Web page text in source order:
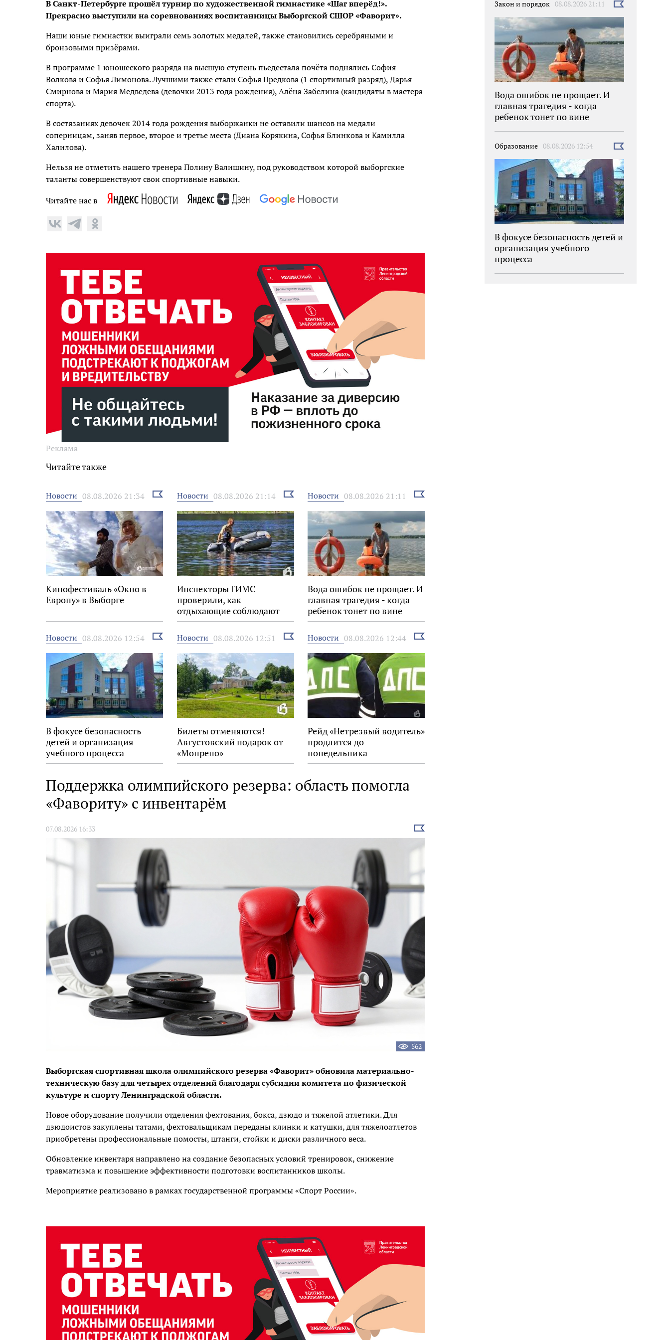
В Санкт-Петербурге прошёл турнир по художественной гимнастике «Шаг вперёд!».
Прекрасно выступили на соревнованиях воспитанницы Выборгской СШОР «Фаворит».
Наши юные гимнастки выиграли семь золотых медалей, также становились серебряными и
бронзовыми призёрами.
В программе 1 юношеского разряда на высшую ступень пьедестала почёта поднялись София
Волкова и Софья Лимонова. Лучшими также стали Софья Предкова (1 спортивный разряд), Дарья
Смирнова и Мария Медведева (девочки 2013 года рождения), Алёна Забелина (кандидаты в мастера
спорта).
В состязаниях девочек 2014 года рождения выборжанки не оставили шансов на медали
соперницам, заняв первое, второе и третье места (Диана Корякина, Софья Блинкова и Камилла
Халилова).
Нельзя не отметить нашего тренера Полину Валишину, под руководством которой выборгские
таланты совершенствуют свои спортивные навыки.
Читайте нас в
Реклама
Читайте также
Новости 08.08.2026 21:34
Выбрать
новость
Кинофестиваль «Окно в
Европу» в Выборге
Новости 08.08.2026 21:14
Выбрать
новость
Инспекторы ГИМС
проверили, как
отдыхающие соблюдают
правила на воде
Новости 08.08.2026 21:11
Выбрать
Вода ошибок не прощает. И
главная трагедия - когда
ребенок тонет по вине
взрослых
Новости 08.08.2026 12:54
Выбрать
новость
В фокусе безопасность
детей и организация
учебного процесса
Новости 08.08.2026 12:51
Выбрать
новость
Билеты отменяются!
Августовский подарок от
«Монрепо»
Новости 08.08.2026 12:44
Выбрать
Рейд «Нетрезвый водитель»
продлится до
понедельника
Поддержка олимпийского резерва: область помогла
«Фавориту» с инвентарём
07.08.2026 16:33
Выбрать
новость
562
Выборгская спортивная школа олимпийского резерва «Фаворит» обновила материально-
техническую базу для четырех отделений благодаря субсидии комитета по физической
культуре и спорту Ленинградской области.
Новое оборудование получили отделения фехтования, бокса, дзюдо и тяжелой атлетики. Для
дзюдоистов закуплены татами, фехтовальщикам переданы клинки и катушки, для тяжелоатлетов
приобретены профессиональные помосты, штанги, стойки и диски различного веса.
Обновление инвентаря направлено на создание безопасных условий тренировок, снижение
травматизма и повышение эффективности подготовки воспитанников школы.
Мероприятие реализовано в рамках государственной программы «Спорт России».
Закон и порядок 08.08.2026 21:11
Выбрать
Вода ошибок не прощает. И
главная трагедия - когда
ребенок тонет по вине
Образование 08.08.2026 12:54
Выбрать
В фокусе безопасность детей и
организация учебного
процесса